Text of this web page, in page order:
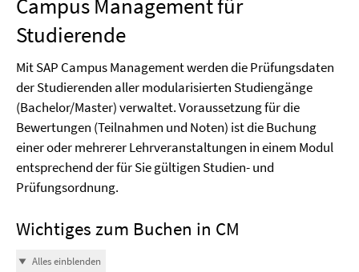
Campus Management für
Studierende
Mit SAP Campus Management werden die Prüfungsdaten
der Studierenden aller modularisierten Studiengänge
(Bachelor/Master) verwaltet. Voraussetzung für die
Bewertungen (Teilnahmen und Noten) ist die Buchung
einer oder mehrerer Lehrveranstaltungen in einem Modul
entsprechend der für Sie gültigen Studien- und
Prüfungsordnung.
Wichtiges zum Buchen in CM
Alles einblenden